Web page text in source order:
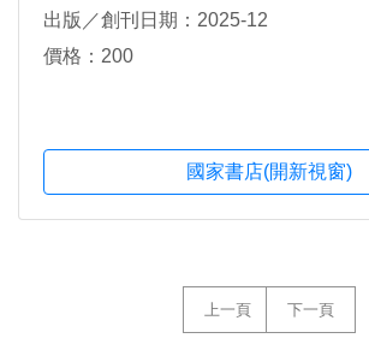
出版／創刊日期：2025-12
價格：200
國家書店(開新視窗)
上一頁 下一頁